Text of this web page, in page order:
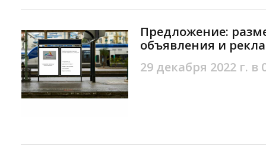
Предложение:
объявления и
29 декабря 2022 г. в